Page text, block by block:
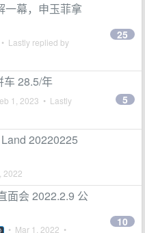
一幕，申玉菲拿
• Lastly replied by
25
28.5/年
1, 2023 • Lastly
5
20220225
2022
面会 2022.2.9 公
• Mar 1, 2022 •
10